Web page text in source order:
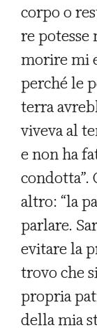
corpo o
re potesse
morire mi
perché le
terra
viveva al
e non ha
altro: “la
parlare.
evitare la
trovo che
propria
della mia